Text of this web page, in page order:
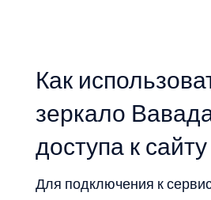
Как
зеркало
доступа к сайту
Для подключения к